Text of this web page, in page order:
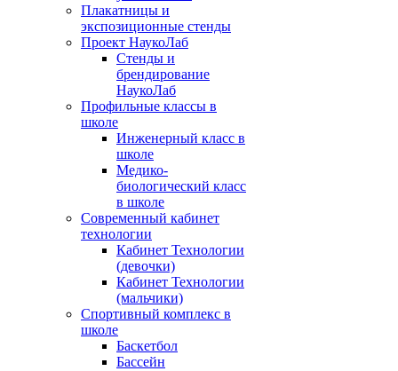
Плакатницы и
экспозиционные стенды
Проект НаукоЛаб
Стенды и
брендирование
НаукоЛаб
Профильные классы в
школе
Инженерный класс в
школе
Медико-
биологический класс
в школе
Современный кабинет
технологии
Кабинет Технологии
(девочки)
Кабинет Технологии
(мальчики)
Спортивный комплекс в
школе
Баскетбол
Бассейн